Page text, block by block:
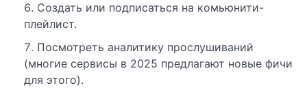
Создать или подписаться на комьюнити-
плейлист.
Посмотреть аналитику прослушиваний
(многие сервисы в 2025 предлагают новые фичи
для этого).